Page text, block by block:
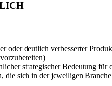
oder deutlich verbesserter
strategischer Bedeutung für
die sich in der jeweiligen